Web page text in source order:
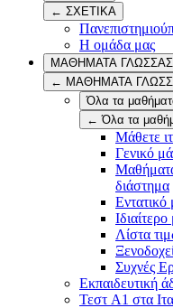
← ΣΧΕΤΙΚΑ
Η ομάδα μας
ΜΑΘΗΜΑΤΑ ΓΛΩΣΣΑΣ
← ΜΑΘΗΜΑΤΑ
Όλα τα
← Όλα τα
Μάθετε
Γενικό
διάστημα
Εντατικό
Λίστα
Συχνές
Εκπαιδευτική
Τεστ A1 στα